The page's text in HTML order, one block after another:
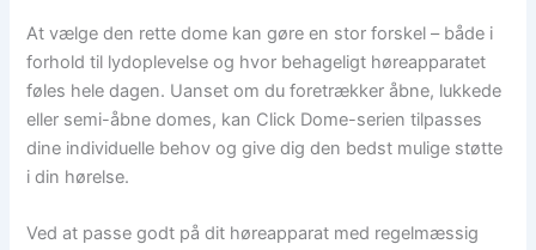
At vælge den rette dome kan gøre en stor forskel – både i
forhold til lydoplevelse og hvor behageligt høreapparatet
føles hele dagen. Uanset om du foretrækker åbne, lukkede
eller semi-åbne domes, kan Click Dome-serien tilpasses
dine individuelle behov og give dig den bedst mulige støtte
i din hørelse.
Ved at passe godt på dit høreapparat med regelmæssig